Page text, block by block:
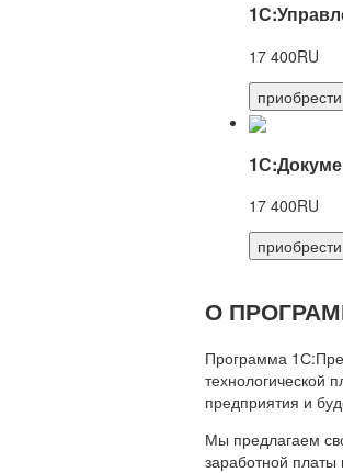
17 400RU
приобрести
17 400RU
приобрести
О
Программа
технологической
предприятия и
Мы предлагаем
заработной